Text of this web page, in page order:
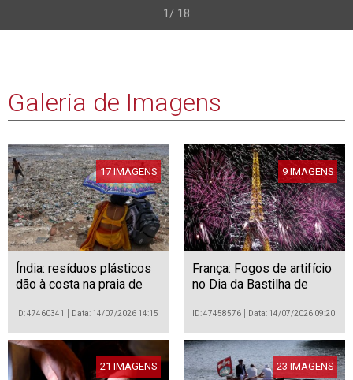
1/ 18
Galeria de Imagens
17 IMAGENS
Índia: resíduos plásticos
dão à costa na praia de
monções
ID: 47460341 Data: 14/07/2026 14:15
9 IMAGENS
França: Fogos de artifício
no Dia da Bastilha de
ID: 47458576 Data: 14/07/2026 09:20
21 IMAGENS 23 IMAGENS